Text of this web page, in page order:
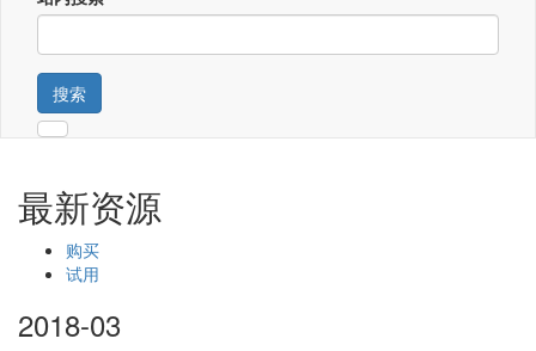
搜索
最新资源
购买
试用
2018-03